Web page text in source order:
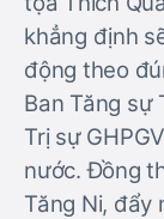
khẳng định
động theo
Ban Tăng sự
Trị sự
nước. Đồng
Tăng Ni, đẩy